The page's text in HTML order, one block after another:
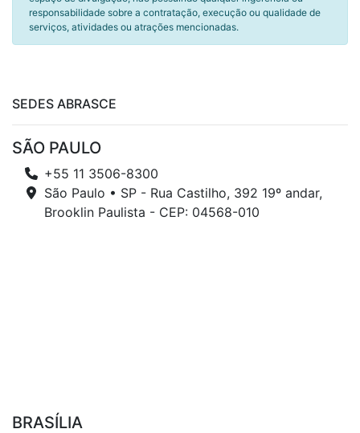
responsabilidade sobre a contratação, execução ou qualidade de
serviços, atividades ou atrações mencionadas.
SEDES ABRASCE
SÃO PAULO
+55 11 3506-8300
São Paulo • SP - Rua Castilho, 392 19º andar,
Brooklin Paulista - CEP: 04568-010
BRASÍLIA